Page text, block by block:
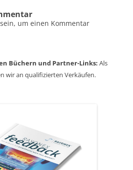
sein, um einen Kommentar
Büchern und Partner-Links: Als
wir an qualifizierten Verkäufen.